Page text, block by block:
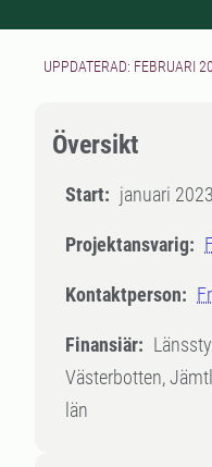
UPPDATERAD: FEBRUARI
Översikt
Start: januari 2023
Projektansvarig:
Kontaktperson:
Finansiär:
Västerbotten,
län